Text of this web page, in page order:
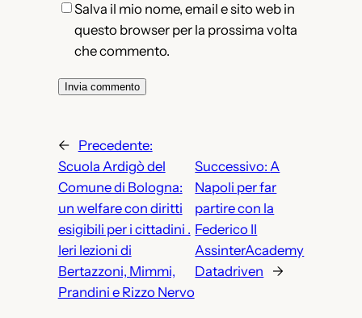
Salva il mio nome, email e sito web in
questo browser per la prossima volta
che commento.
←
Precedente:
Scuola Ardigò del
Comune di Bologna:
un welfare con diritti
esigibili per i cittadini .
Ieri lezioni di
Bertazzoni, Mimmi,
Prandini e Rizzo Nervo
Successivo:A
Napoli per far
partire con la
Federico II
AssinterAcademy
Datadriven
→